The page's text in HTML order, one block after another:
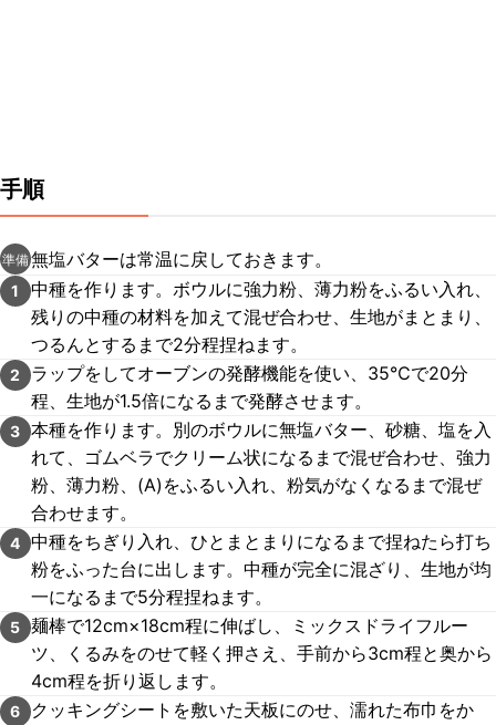
手順
準備無塩バターは常温に戻しておきます。
1
中種を作ります。ボウルに強力粉、薄力粉をふるい入れ、
残りの中種の材料を加えて混ぜ合わせ、生地がまとまり、
つるんとするまで2分程捏ねます。
2
ラップをしてオーブンの発酵機能を使い、35℃で20分
程、生地が1.5倍になるまで発酵させます。
3 本種を作ります。別のボウルに無塩バター、砂糖、塩を入
れて、ゴムベラでクリーム状になるまで混ぜ合わせ、強力
粉、薄力粉、(A)をふるい入れ、粉気がなくなるまで混ぜ
合わせます。
4 中種をちぎり入れ、ひとまとまりになるまで捏ねたら打ち
粉をふった台に出します。中種が完全に混ざり、生地が均
一になるまで5分程捏ねます。
5 麺棒で12cm×18cm程に伸ばし、ミックスドライフルー
ツ、くるみをのせて軽く押さえ、手前から3cm程と奥から
4cm程を折り返します。
6
クッキングシートを敷いた天板にのせ、濡れた布巾をか